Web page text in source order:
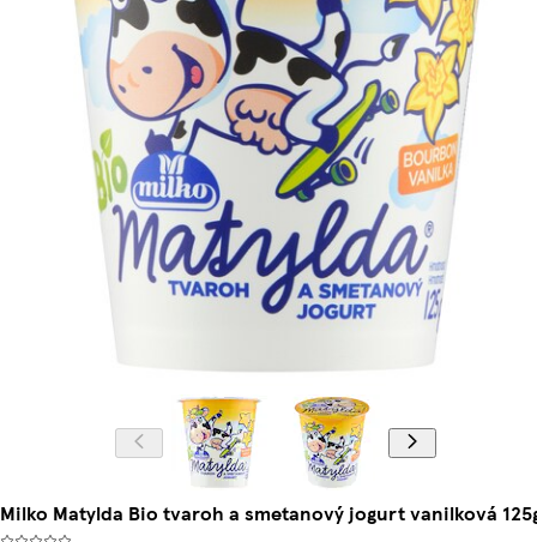
Milko Matylda Bio tvaroh a smetanový jogurt vanilková